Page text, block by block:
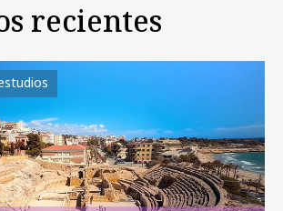
recientes